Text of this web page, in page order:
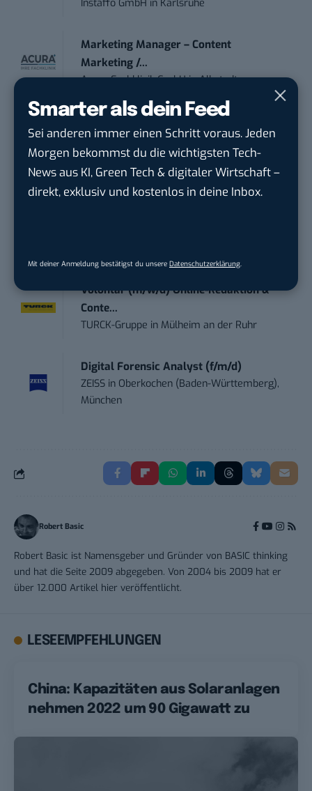
Smarter als dein Feed
Sei anderen immer einen Schritt voraus. Jeden
Morgen bekommst du die wichtigsten Tech-
News aus KI, Green Tech & digitaler Wirtschaft –
direkt, exklusiv und kostenlos in deine Inbox.
Mit deiner Anmeldung bestätigst du unsere Datenschutzerklärung.
Instaffo GmbH in Karlsruhe
Marketing Manager – Content
Marketing /...
Acura Fachklinik GmbHinAlbstadt
Te...
Ferdinand Bilstein GmbH & Co. KG in
Ennepetal
Volontär (m/w/d) Online-Redaktion &
Conte...
TURCK-Gruppe in Mülheim an der Ruhr
Digital Forensic Analyst (f/m/d)
ZEISS in Oberkochen (Baden-Württemberg),
München
Robert Basic
Robert Basic ist Namensgeber und Gründer von BASIC thinking
und hat die Seite 2009 abgegeben. Von 2004 bis 2009 hat er
über 12.000 Artikel hier veröffentlicht.
LESEEMPFEHLUNGEN
China: Kapazitäten aus Solaranlagen
nehmen 2022 um 90 Gigawatt zu